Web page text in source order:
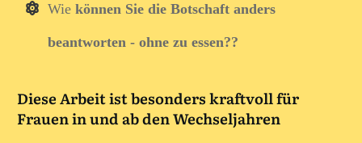
Wie können Sie die Botschaft anders
beantworten - ohne zu essen??
Diese Arbeit ist besonders kraftvollfür
Frauen in und ab den Wechseljahren